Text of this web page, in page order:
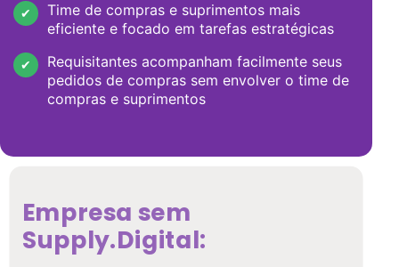
Time de compras e suprimentos mais
eficiente e focado em tarefas estratégicas
Requisitantes acompanham facilmente seus
pedidos de compras sem envolver o time de
compras e suprimentos
Empresa sem
Supply.Digital: